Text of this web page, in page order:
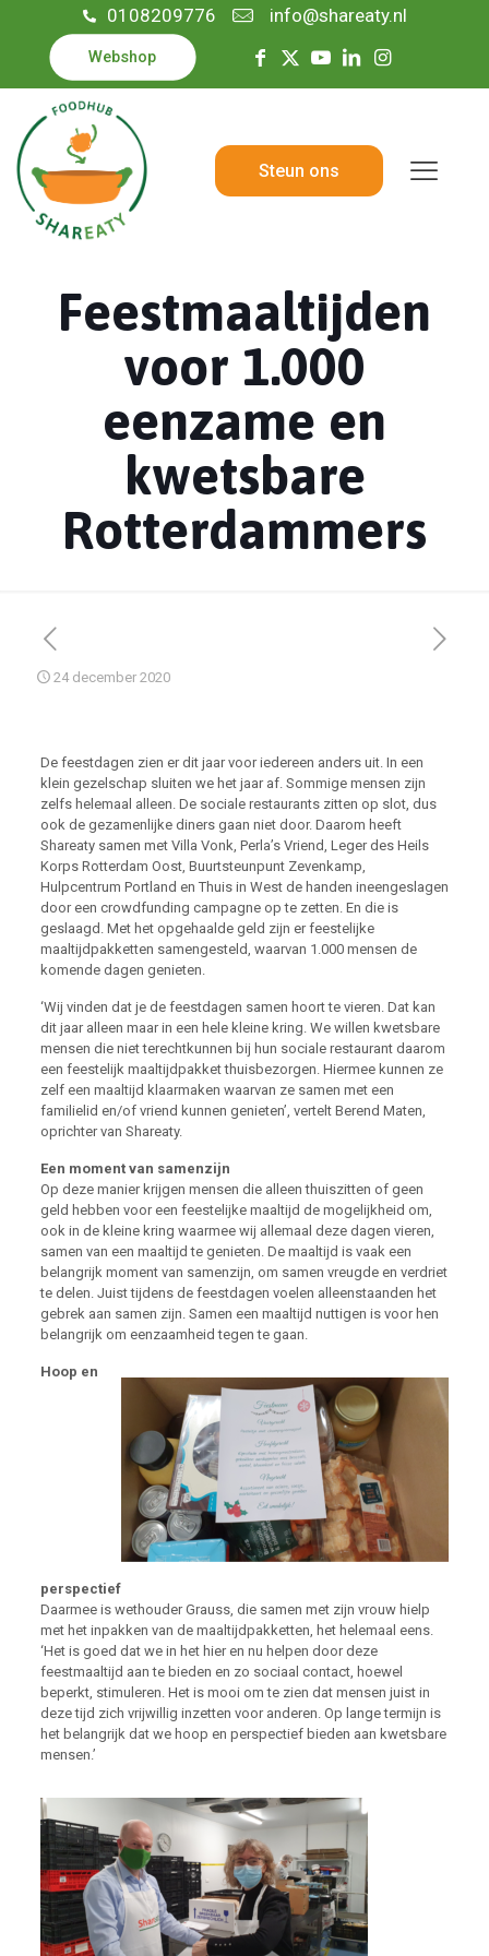
0108209776 info@shareaty.nl
Webshop
Steun ons
Feestmaaltijden
voor 1.000
eenzame en
kwetsbare
Rotterdammers
24 december 2020
De feestdagen zien er dit jaar voor iedereen anders uit. In een
klein gezelschap sluiten we het jaar af. Sommige mensen zijn
zelfs helemaal alleen. De sociale restaurants zitten op slot, dus
ook de gezamenlijke diners gaan niet door. Daarom heeft
Shareaty samen met Villa Vonk, Perla’s Vriend, Leger des Heils
Korps Rotterdam Oost, Buurtsteunpunt Zevenkamp,
Hulpcentrum Portland en Thuis in West de handen ineengeslagen
door een crowdfunding campagne op te zetten. En die is
geslaagd. Met het opgehaalde geld zijn er feestelijke
maaltijdpakketten samengesteld, waarvan 1.000 mensen de
komende dagen genieten.
‘Wij vinden dat je de feestdagen samen hoort te vieren. Dat kan
dit jaar alleen maar in een hele kleine kring. We willen kwetsbare
mensen die niet terechtkunnen bij hun sociale restaurant daarom
een feestelijk maaltijdpakket thuisbezorgen. Hiermee kunnen ze
zelf een maaltijd klaarmaken waarvan ze samen met een
familielid en/of vriend kunnen genieten’, vertelt Berend Maten,
oprichter van Shareaty.
Een moment van samenzijn
Op deze manier krijgen mensen die alleen thuiszitten of geen
geld hebben voor een feestelijke maaltijd de mogelijkheid om,
ook in de kleine kring waarmee wij allemaal deze dagen vieren,
samen van een maaltijd te genieten. De maaltijd is vaak een
belangrijk moment van samenzijn, om samen vreugde en verdriet
te delen. Juist tijdens de feestdagen voelen alleenstaanden het
gebrek aan samen zijn. Samen een maaltijd nuttigen is voor hen
belangrijk om eenzaamheid tegen te gaan.
Hoop en
perspectief
Daarmee is wethouder Grauss, die samen met zijn vrouw hielp
met het inpakken van de maaltijdpakketten, het helemaal eens.
‘Het is goed dat we in het hier en nu helpen door deze
feestmaaltijd aan te bieden en zo sociaal contact, hoewel
beperkt, stimuleren. Het is mooi om te zien dat mensen juist in
deze tijd zich vrijwillig inzetten voor anderen. Op lange termijn is
het belangrijk dat we hoop en perspectief bieden aan kwetsbare
mensen.’